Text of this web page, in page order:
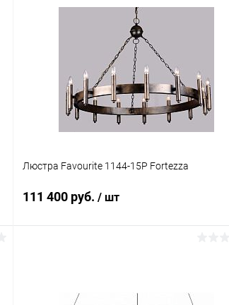
В корзину
В наличии
Люстра Favourite 1144-15P Fortezza
111 400 руб. / шт
Купить в 1 клик Сравнение